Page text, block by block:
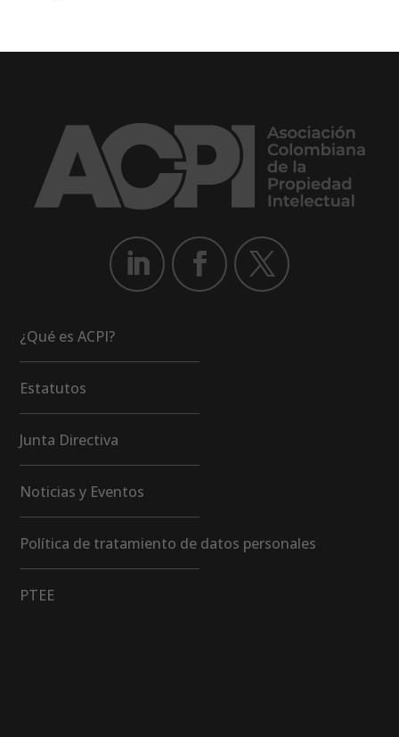
¿Qué es ACPI?
Estatutos
Junta Directiva
Noticias y Eventos
Política de tratamiento de datos personales
PTEE